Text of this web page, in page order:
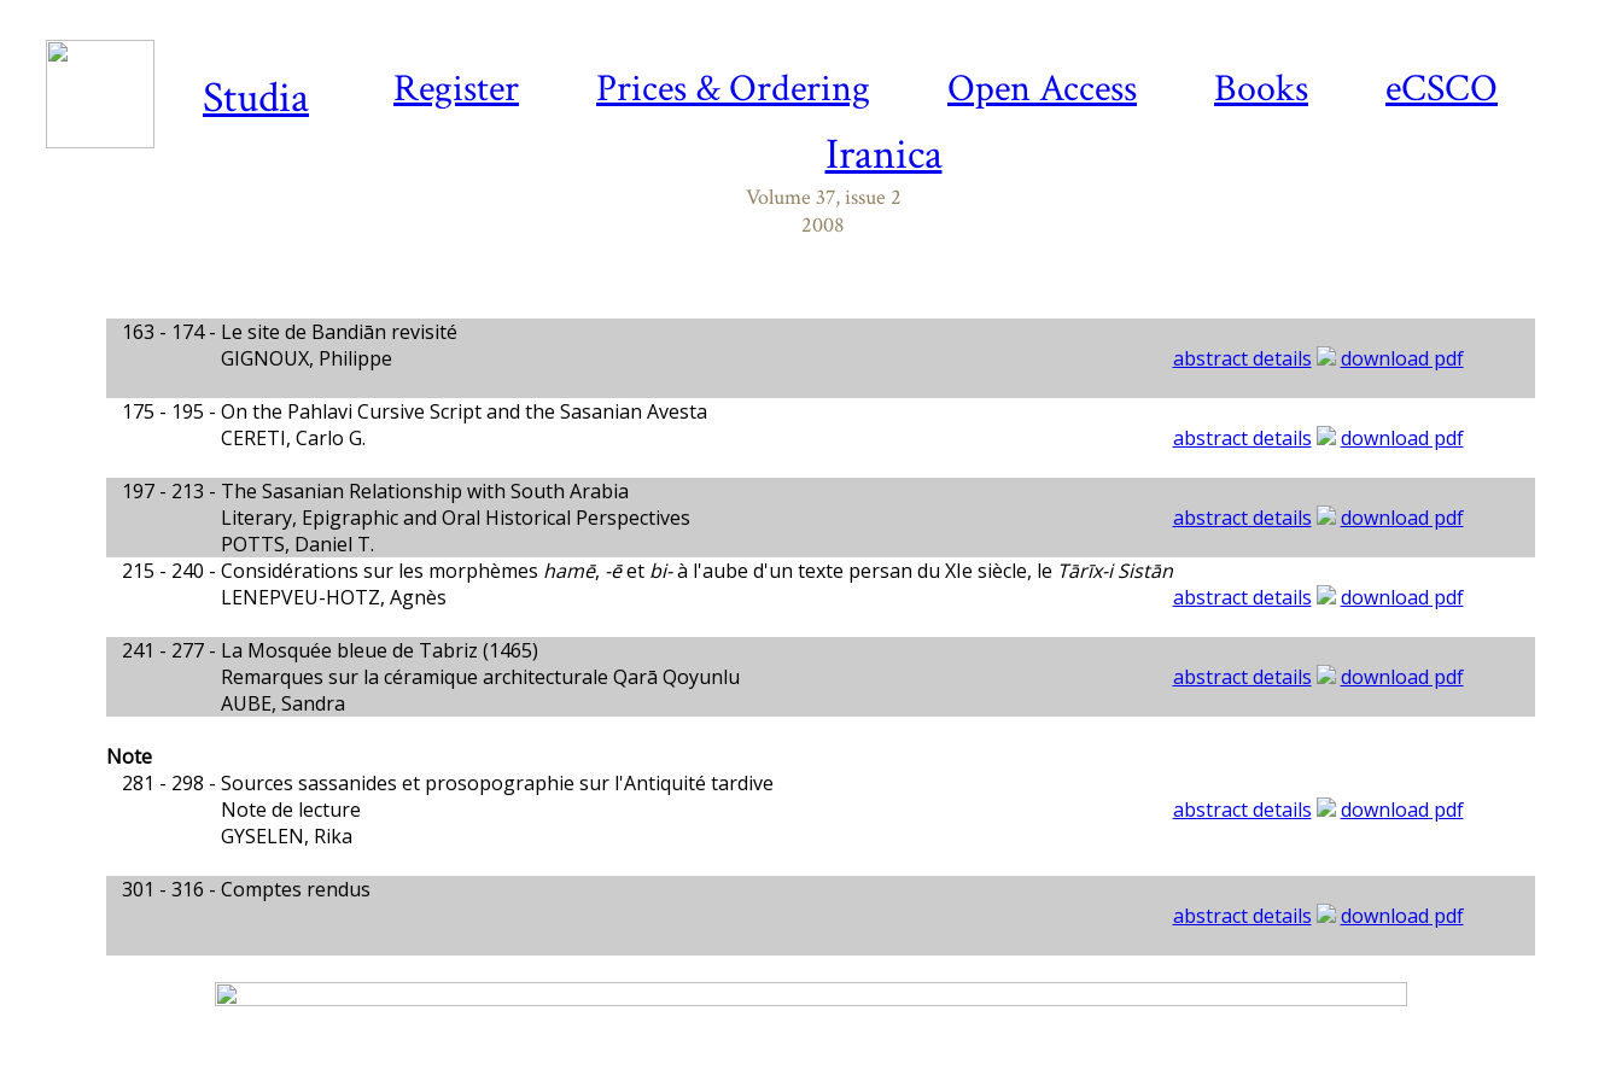
Register Prices & Ordering Open Access Books eCSCO
Studia
Iranica
Volume 37, issue 2
2008
163 - 174 - Le site de Bandiān revisité
GIGNOUX, Philippe
abstract details
download pdf
175 - 195 - On the Pahlavi Cursive Script and the Sasanian Avesta
CERETI, Carlo G.
abstract details
download pdf
197 - 213 - The Sasanian Relationship with South Arabia
Literary, Epigraphic and Oral Historical Perspectives
POTTS, Daniel T.
abstract details
download pdf
215 - 240 - Considérations sur les morphèmes hamē, -ēet bi-à l'aube d'un texte persan du XIe siècle, le Tārīx-i Sistān
LENEPVEU-HOTZ, Agnès
abstract details
download pdf
241 - 277 - La Mosquée bleue de Tabriz (1465)
Remarques sur la céramique architecturale Qarā Qoyunlu
AUBE, Sandra
abstract details download pdf
Note
281 - 298 - Sources sassanides et prosopographie sur l'Antiquité tardive
Note de lecture
GYSELEN, Rika
abstract details download pdf
301 - 316 - Comptes rendus
abstract details
download pdf